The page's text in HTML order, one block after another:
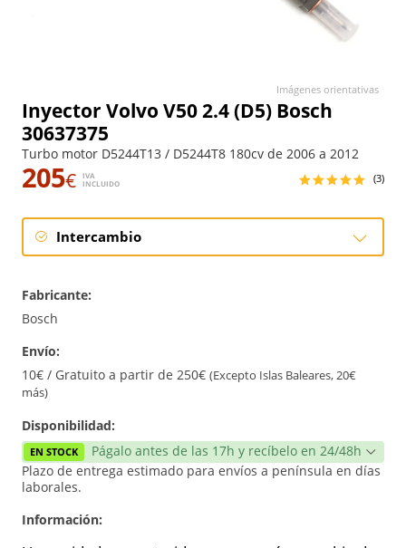
Inyector Volvo V50 2.4 (D5) Bosch
30637375
Turbo motor D5244T13 / D5244T8 180cv de 2006 a 2012
205€
IVA
INCLUIDO
(3)
Intercambio
Fabricante:
Bosch
Envío:
10€ / Gratuito a partir de 250€ (Excepto Islas Baleares, 20€
más)
Disponibilidad:
EN STOCK
Págalo antes de las 17h y recíbelo en 24/48h
Plazo de entrega estimado para envíos a península en días
laborales.
Información:
Imágenes orientativas